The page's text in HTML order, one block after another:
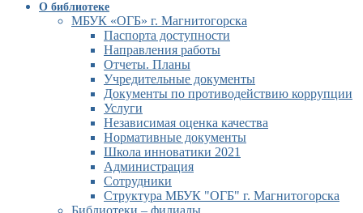
О библиотеке
МБУК «ОГБ» г. Магнитогорска
Паспорта доступности
Направления работы
Отчеты. Планы
Учредительные документы
Документы по противодействию коррупции
Услуги
Независимая оценка качества
Нормативные документы
Школа инноватики 2021
Администрация
Сотрудники
Структура МБУК "ОГБ" г. Магнитогорска
Библиотеки – филиалы